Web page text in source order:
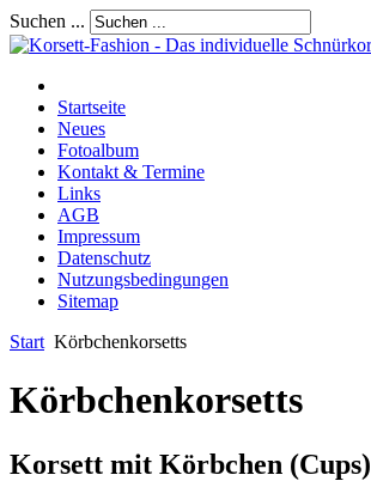
Suchen ...
Startseite
Neues
Fotoalbum
Kontakt & Termine
Links
AGB
Impressum
Datenschutz
Nutzungsbedingungen
Sitemap
Start Körbchenkorsetts
Körbchenkorsetts
Korsett mit Körbchen (Cups)